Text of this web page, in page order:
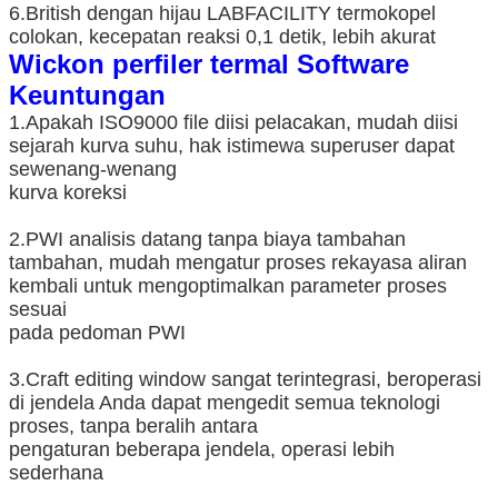
6.British dengan hijau LABFACILITY termokopel
colokan, kecepatan reaksi 0,1 detik, lebih akurat
Wickon perfiler termal Software
Keuntungan
1.Apakah ISO9000 file diisi pelacakan, mudah diisi
sejarah kurva suhu, hak istimewa superuser dapat
sewenang-wenang
kurva koreksi
2.PWI analisis datang tanpa biaya tambahan
tambahan, mudah mengatur proses rekayasa aliran
kembali untuk mengoptimalkan parameter proses
sesuai
pada pedoman PWI
3.Craft editing window sangat terintegrasi, beroperasi
di jendela Anda dapat mengedit semua teknologi
proses, tanpa beralih antara
pengaturan beberapa jendela, operasi lebih
sederhana